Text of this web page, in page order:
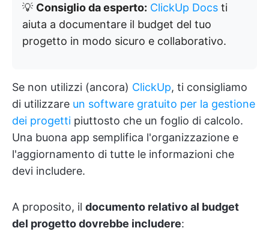
💡 Consiglio da esperto: ClickUp Docs ti
aiuta a documentare il budget del tuo
progetto in modo sicuro e collaborativo.
Se non utilizzi (ancora) ClickUp, ti consigliamo
di utilizzare un software gratuito per la gestione
dei progetti piuttosto che un foglio di calcolo.
Una buona app semplifica l'organizzazione e
l'aggiornamento di tutte le informazioni che
devi includere.
A proposito, il documento relativo al budget
del progetto dovrebbe includere: